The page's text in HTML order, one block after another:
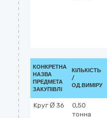
КОНКРЕТНА
НАЗВА
ПРЕДМЕТА
ЗАКУПІВЛІ
КІЛЬКІСТЬ
/
ОД.ВИМІРУ
Круг Ø 36
0,50
тонна